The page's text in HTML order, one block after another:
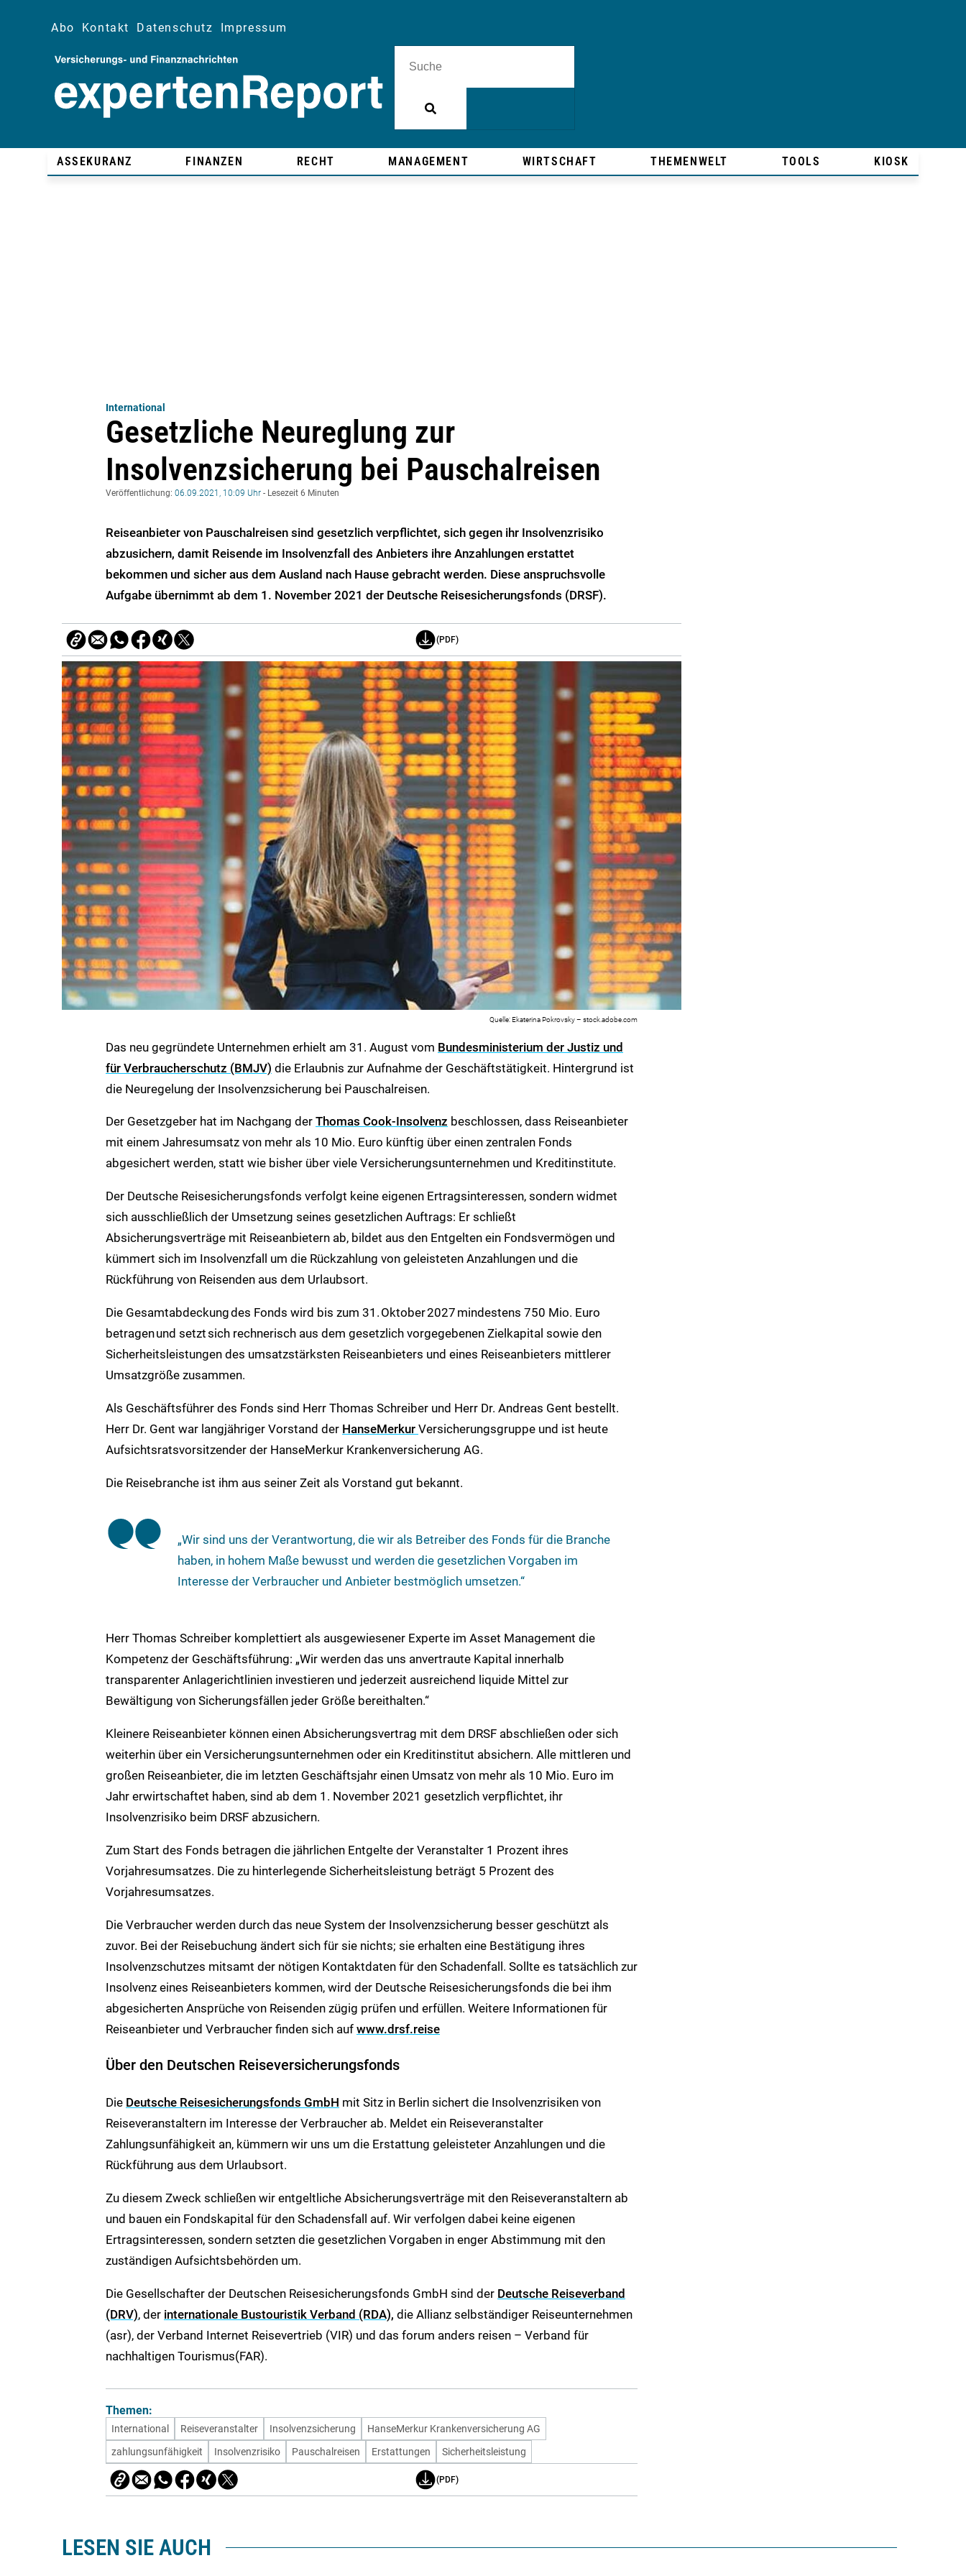
Abo Kontakt Datenschutz Impressum
ASSEKURANZ FINANZEN RECHT MANAGEMENT WIRTSCHAFT THEMENWELT TOOLS KIOSK
International
Gesetzliche Neureglung zur
Insolvenzsicherung bei Pauschalreisen
Veröffentlichung: 06.09.2021, 10:09 Uhr - Lesezeit 6 Minuten
Reiseanbieter von Pauschalreisen sind gesetzlich verpflichtet, sich gegen ihr Insolvenzrisiko
abzusichern, damit Reisende im Insolvenzfall des Anbieters ihre Anzahlungen erstattet
bekommen und sicher aus dem Ausland nach Hause gebracht werden. Diese anspruchsvolle
Aufgabe übernimmt ab dem 1. November 2021 der Deutsche Reisesicherungsfonds (DRSF).
(PDF)
Ekaterina Pokrovsky – stock.adobe.com
Das neu gegründete Unternehmen erhielt am 31. August vom Bundesministerium der Justiz und
für Verbraucherschutz (BMJV) die Erlaubnis zur Aufnahme der Geschäftstätigkeit. Hintergrund ist
die Neuregelung der Insolvenzsicherung bei Pauschalreisen.
Der Gesetzgeber hat im Nachgang der Thomas Cook-Insolvenz beschlossen, dass Reiseanbieter
mit einem Jahresumsatz von mehr als 10 Mio. Euro künftig über einen zentralen Fonds
abgesichert werden, statt wie bisher über viele Versicherungsunternehmen und Kreditinstitute.
Der Deutsche Reisesicherungsfonds verfolgt keine eigenen Ertragsinteressen, sondern widmet
sich ausschließlich der Umsetzung seines gesetzlichen Auftrags: Er schließt
Absicherungsverträge mit Reiseanbietern ab, bildet aus den Entgelten ein Fondsvermögen und
kümmert sich im Insolvenzfall um die Rückzahlung von geleisteten Anzahlungen und die
Rückführung von Reisenden aus dem Urlaubsort.
Die Gesamtabdeckung des Fonds wird bis zum 31. Oktober 2027 mindestens 750 Mio. Euro
betragen und setzt sich rechnerisch aus dem gesetzlich vorgegebenen Zielkapital sowie den
Sicherheitsleistungen des umsatzstärksten Reiseanbieters und eines Reiseanbieters mittlerer
Umsatzgröße zusammen.
Als Geschäftsführer des Fonds sind Herr Thomas Schreiber und Herr Dr. Andreas Gent bestellt.
Herr Dr. Gent war langjähriger Vorstand der HanseMerkur Versicherungsgruppe und ist heute
Aufsichtsratsvorsitzender der HanseMerkur Krankenversicherung AG.
Die Reisebranche ist ihm aus seiner Zeit als Vorstand gut bekannt.
„Wir sind uns der Verantwortung, die wir als Betreiber des Fonds für die Branche
haben, in hohem Maße bewusst und werden die gesetzlichen Vorgaben im
Interesse der Verbraucher und Anbieter bestmöglich umsetzen.“
Herr Thomas Schreiber komplettiert als ausgewiesener Experte im Asset Management die
Kompetenz der Geschäftsführung: „Wir werden das uns anvertraute Kapital innerhalb
transparenter Anlagerichtlinien investieren und jederzeit ausreichend liquide Mittel zur
Bewältigung von Sicherungsfällen jeder Größe bereithalten.“
Kleinere Reiseanbieter können einen Absicherungsvertrag mit dem DRSF abschließen oder sich
weiterhin über ein Versicherungsunternehmen oder ein Kreditinstitut absichern. Alle mittleren und
großen Reiseanbieter, die im letzten Geschäftsjahr einen Umsatz von mehr als 10 Mio. Euro im
Jahr erwirtschaftet haben, sind ab dem 1. November 2021 gesetzlich verpflichtet, ihr
Insolvenzrisiko beim DRSF abzusichern.
Zum Start des Fonds betragen die jährlichen Entgelte der Veranstalter 1 Prozent ihres
Vorjahresumsatzes. Die zu hinterlegende Sicherheitsleistung beträgt 5 Prozent des
Vorjahresumsatzes.
Die Verbraucher werden durch das neue System der Insolvenzsicherung besser geschützt als
zuvor. Bei der Reisebuchung ändert sich für sie nichts; sie erhalten eine Bestätigung ihres
Insolvenzschutzes mitsamt der nötigen Kontaktdaten für den Schadenfall. Sollte es tatsächlich zur
Insolvenz eines Reiseanbieters kommen, wird der Deutsche Reisesicherungsfonds die bei ihm
abgesicherten Ansprüche von Reisenden zügig prüfen und erfüllen. Weitere Informationen für
Reiseanbieter und Verbraucher finden sich auf www.drsf.reise
Über den Deutschen Reiseversicherungsfonds
Die Deutsche Reisesicherungsfonds GmbH mit Sitz in Berlin sichert die Insolvenzrisiken von
Reiseveranstaltern im Interesse der Verbraucher ab. Meldet ein Reiseveranstalter
Zahlungsunfähigkeit an, kümmern wir uns um die Erstattung geleisteter Anzahlungen und die
Rückführung aus dem Urlaubsort.
Zu diesem Zweck schließen wir entgeltliche Absicherungsverträge mit den Reiseveranstaltern ab
und bauen ein Fondskapital für den Schadensfall auf. Wir verfolgen dabei keine eigenen
Ertragsinteressen, sondern setzten die gesetzlichen Vorgaben in enger Abstimmung mit den
zuständigen Aufsichtsbehörden um.
Die Gesellschafter der Deutschen Reisesicherungsfonds GmbH sind der Deutsche Reiseverband
(DRV), der internationale Bustouristik Verband (RDA), die Allianz selbständiger Reiseunternehmen
(asr), der Verband Internet Reisevertrieb (VIR) und das forum anders reisen – Verband für
nachhaltigen Tourismus(FAR).
Themen:
International Reiseveranstalter Insolvenzsicherung
HanseMerkur Krankenversicherung AG
zahlungsunfähigkeit
Insolvenzrisiko Pauschalreisen Erstattungen Sicherheitsleistung
(PDF)
LESEN SIE AUCH